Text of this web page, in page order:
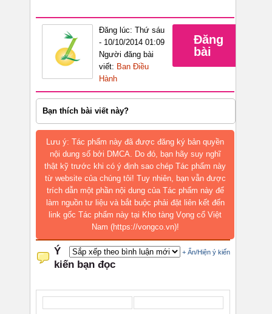
Đăng lúc: Thứ sáu
- 10/10/2014 01:09
Người đăng bài
viết: Ban Điều
Hành
Đăng
bài
Bạn thích bài viết này?
Lưu ý: Tác phẩm này đã được đăng ký bản quyền
nội dung số bởi DMCA. Do đó, bạn hãy suy nghĩ
thật kỹ trước khi có ý định sao chép Tác phẩm này
từ website của chúng tôi! Tuy nhiên, bạn vẫn được
trích dẫn một phần nội dung của Tác phẩm này để
làm nguồn tư liệu và bắt buộc phải đặt liên kết đến
link gốc Tác phẩm này tại Kho tàng Vọng cổ Việt
Nam (https://vongco.vn)!